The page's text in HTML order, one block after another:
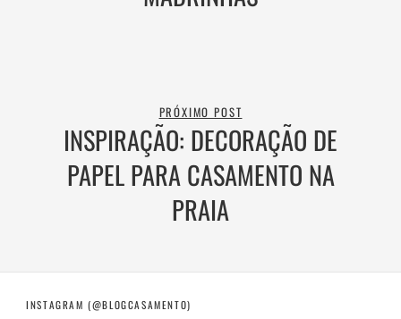
PRÓXIMO POST
INSPIRAÇÃO: DECORAÇÃO DE
PAPEL PARA CASAMENTO NA
PRAIA
INSTAGRAM (@BLOGCASAMENTO)